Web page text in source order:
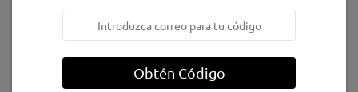
Obtén Código